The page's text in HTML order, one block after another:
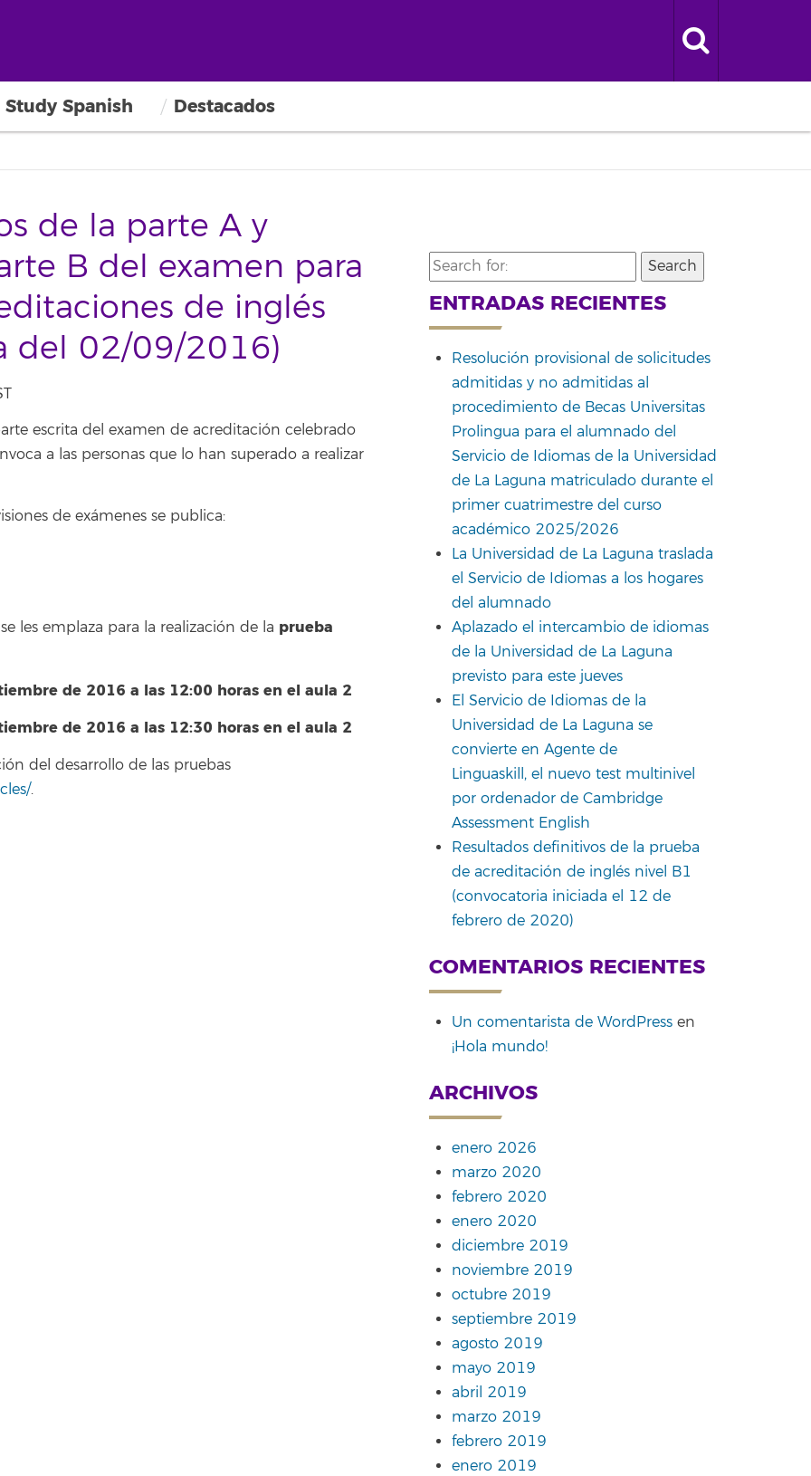
Study Spanish Destacados
de la parte A y
B del examen para
de inglés
del 02/09/2016)
escrita del examen de acreditación celebrado
a las personas que lo han superado a realizar
de exámenes se publica:
les emplaza para la realización de la prueba
de 2016 a las 12:00 horas en el aula 2
de 2016 a las 12:30 horas en el aula 2
del desarrollo de las pruebas
.
Search
for:
ENTRADAS RECIENTES
Resolución provisional de solicitudes
admitidas y no admitidas al
procedimiento de Becas Universitas
Prolingua para el alumnado del
Servicio de Idiomas de la Universidad
de La Laguna matriculado durante el
primer cuatrimestre del curso
académico 2025/2026
La Universidad de La Laguna traslada
el Servicio de Idiomas a los hogares
del alumnado
Aplazado el intercambio de idiomas
de la Universidad de La Laguna
previsto para este jueves
El Servicio de Idiomas de la
Universidad de La Laguna se
convierte en Agente de
Linguaskill, el nuevo test multinivel
por ordenador de Cambridge
Assessment English
Resultados definitivos de la prueba
de acreditación de inglés nivel B1
(convocatoria iniciada el 12 de
febrero de 2020)
COMENTARIOS RECIENTES
Un comentarista de WordPress en
¡Hola mundo!
ARCHIVOS
enero 2026
marzo 2020
febrero 2020
enero 2020
diciembre 2019
noviembre 2019
octubre 2019
septiembre 2019
agosto 2019
mayo 2019
abril 2019
marzo 2019
febrero 2019
enero 2019